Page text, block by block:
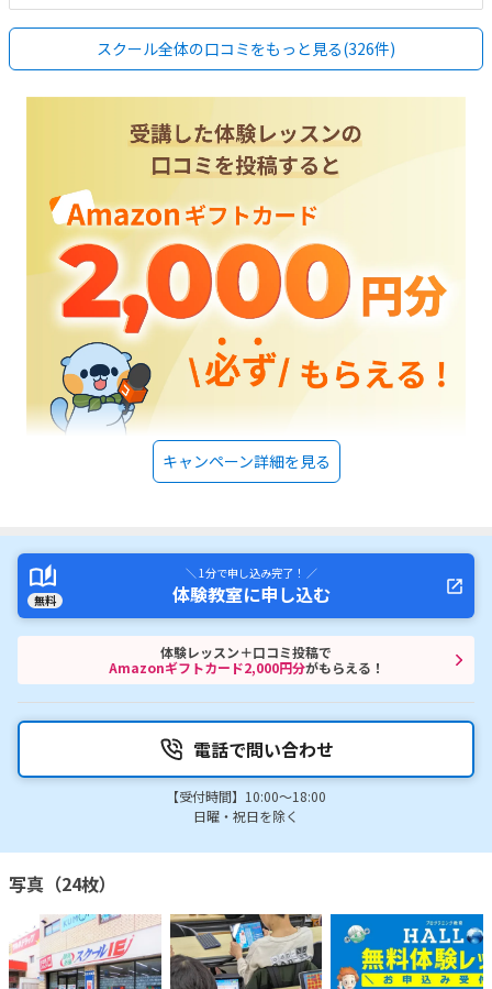
方のテンポがちょうどよく、子供がすごく楽しめました。
スクール全体の口コミをもっと見る(326件)
キャンペーン詳細を見る
無料
＼ 1分で申し込み完了！ ／
体験教室に申し込む
体験レッスン＋口コミ投稿で
Amazonギフトカード2,000円分がもらえる！
電話で問い合わせ
【受付時間】10:00～18:00
日曜・祝日を除く
写真（24枚）